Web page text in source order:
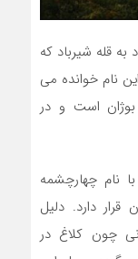
قله شیرباد که
نام خوانده می
است و در
نام چهارچشمه
بوژان قرار دارد. دلیل
چون کلاغ در